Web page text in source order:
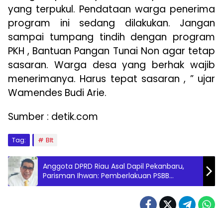
yang terpukul. Pendataan warga penerima
program ini sedang dilakukan. Jangan
sampai tumpang tindih dengan program
PKH , Bantuan Pangan Tunai Non agar tetap
sasaran. Warga desa yang berhak wajib
menerimanya. Harus tepat sasaran , ” ujar
Wamendes Budi Arie.
Sumber : detik.com
Tag: Blt
Anggota DPRD Riau Asal Dapil Pekanbaru,
Parisman Ihwan: Pemberlakuan PSBB
Setengah Hati.